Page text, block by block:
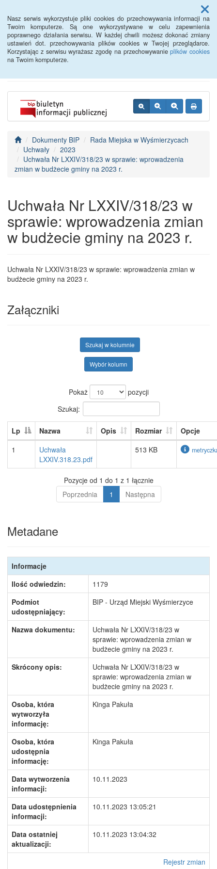
Nasz serwis wykorzystuje pliki cookies do przechowywania informacji na
Twoim komputerze. Są one wykorzystywane w celu zapewnienia
poprawnego działania serwisu. W każdej chwili możesz dokonać zmiany
ustawień dot. przechowywania plików cookies w Twojej przeglądarce.
Korzystając z serwisu wyrażasz zgodę na przechowywanieplików cookies
na Twoim komputerze.
Menu
BIP - Urząd Miejski
Wyśmierzyce
Dokumenty BIP
Rada Miejska w Wyśmierzycach
Uchwały
2023
Uchwała Nr LXXIV/318/23 w sprawie: wprowadzenia
zmian w budżecie gminy na 2023 r.
Uchwała Nr LXXIV/318/23 w
sprawie: wprowadzenia zmian
w budżecie gminy na 2023 r.
Uchwała Nr LXXIV/318/23 w sprawie: wprowadzenia zmian w
budżecie gminy na 2023 r.
Załączniki
Szukaj w kolumnie
Wybór kolumn
Pokaż
pozycji
Szukaj:
Lp Nazwa Opis Rozmiar
Opcje
1
Uchwała
LXXIV.318.23.pdf
513 KB
Pozycje od 1 do 1 z 1 łącznie
Poprzednia
1 Następna
Metadane
Informacje
Ilość odwiedzin:
1179
Podmiot
udostępniający:
BIP - Urząd Miejski Wyśmierzyce
Nazwa dokumentu:
Uchwała Nr LXXIV/318/23 w
sprawie: wprowadzenia zmian w
budżecie gminy na 2023 r.
Skrócony opis:
Uchwała Nr LXXIV/318/23 w
sprawie: wprowadzenia zmian w
budżecie gminy na 2023 r.
Osoba, która
wytworzyła
informację:
Kinga Pakuła
Osoba, która
udostępnia
informację:
Kinga Pakuła
Data wytworzenia
informacji:
10.11.2023
Data udostępnienia
informacji:
10.11.2023 13:05:21
Data ostatniej
aktualizacji:
10.11.2023 13:04:32
Rejestr zmian